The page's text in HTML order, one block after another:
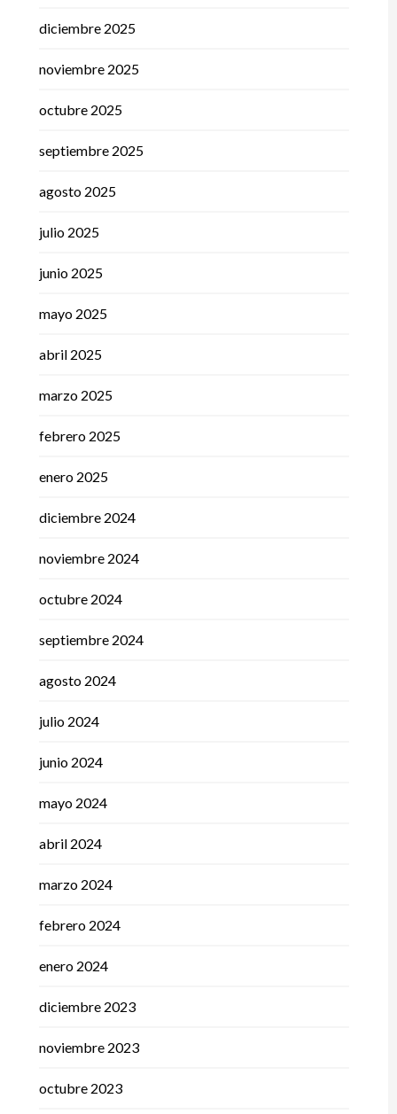
diciembre 2025
noviembre 2025
octubre 2025
septiembre 2025
agosto 2025
julio 2025
junio 2025
mayo 2025
abril 2025
marzo 2025
febrero 2025
enero 2025
diciembre 2024
noviembre 2024
octubre 2024
septiembre 2024
agosto 2024
julio 2024
junio 2024
mayo 2024
abril 2024
marzo 2024
febrero 2024
enero 2024
diciembre 2023
noviembre 2023
octubre 2023